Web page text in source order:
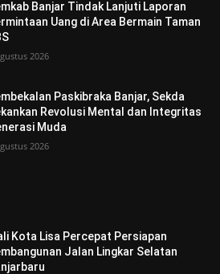
Banjar Tindak Lanjuti Laporan
Uang di Area Bermain Taman
2026
Paskibraka Banjar, Sekda
Revolusi Mental dan Integritas
Muda
2026
Kota Lisa Percepat Persiapan
Jalan Lingkar Selatan